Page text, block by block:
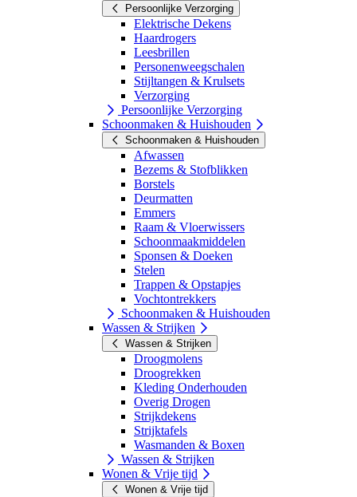
Persoonlijke Verzorging
Elektrische Dekens
Haardrogers
Leesbrillen
Personenweegschalen
Stijltangen & Krulsets
Verzorging
Persoonlijke Verzorging
Schoonmaken & Huishouden
Schoonmaken & Huishouden
Afwassen
Bezems & Stofblikken
Borstels
Deurmatten
Emmers
Raam & Vloerwissers
Schoonmaakmiddelen
Sponsen & Doeken
Stelen
Trappen & Opstapjes
Vochtontrekkers
Schoonmaken & Huishouden
Wassen & Strijken
Wassen & Strijken
Droogmolens
Droogrekken
Kleding Onderhouden
Overig Drogen
Strijkdekens
Strijktafels
Wasmanden & Boxen
Wassen & Strijken
Wonen & Vrije tijd
Wonen & Vrije tijd